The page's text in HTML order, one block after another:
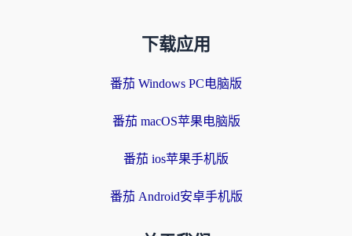
下载应用
番茄 Windows PC电脑版
番茄 macOS苹果电脑版
番茄 ios苹果手机版
番茄 Android安卓手机版